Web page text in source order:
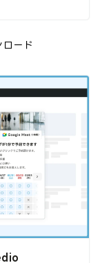
ード